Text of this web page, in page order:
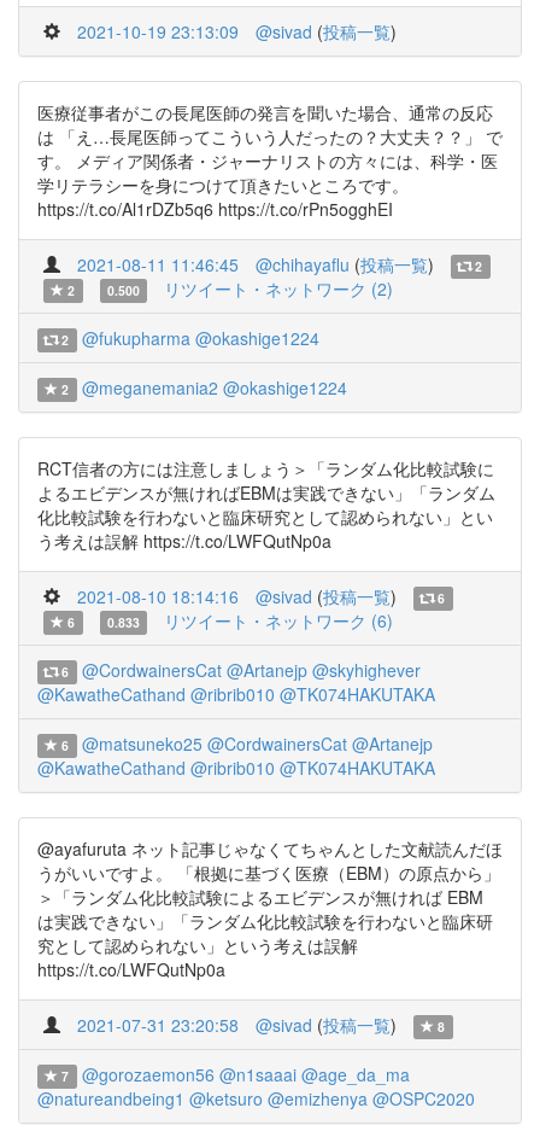
2021-10-19 23:13:09 @sivad (投稿一覧)
医療従事者がこの長尾医師の発言を聞いた場合、通常の反応
は 「え…長尾医師ってこういう人だったの？大丈夫？？」 で
す。 メディア関係者・ジャーナリストの方々には、科学・医
学リテラシーを身につけて頂きたいところです。
https://t.co/Al1rDZb5q6 https://t.co/rPn5ogghEI
2021-08-11 11:46:45 @chihayaflu (投稿一覧)
2
2
0.500 リツイート・ネットワーク (2)
2 @fukupharma @okashige1224
2 @meganemania2 @okashige1224
RCT信者の方には注意しましょう＞「ランダム化比較試験に
よるエビデンスが無ければEBMは実践できない」「ランダム
化比較試験を行わないと臨床研究として認められない」とい
う考えは誤解 https://t.co/LWFQutNp0a
2021-08-10 18:14:16 @sivad (投稿一覧)
6
6
0.833 リツイート・ネットワーク (6)
6 @CordwainersCat @Artanejp @skyhighever
@KawatheCathand @ribrib010 @TK074HAKUTAKA
6 @matsuneko25 @CordwainersCat @Artanejp
@KawatheCathand @ribrib010 @TK074HAKUTAKA
@ayafuruta ネット記事じゃなくてちゃんとした文献読んだほ
うがいいですよ。 「根拠に基づく医療（EBM）の原点から」
＞「ランダム化比較試験によるエビデンスが無ければ EBM
は実践できない」「ランダム化比較試験を行わないと臨床研
究として認められない」という考えは誤解
https://t.co/LWFQutNp0a
2021-07-31 23:20:58 @sivad (投稿一覧) 8
7 @gorozaemon56 @n1saaai @age_da_ma
@natureandbeing1 @ketsuro @emizhenya @OSPC2020